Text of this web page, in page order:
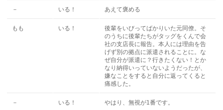
－ いる！ あえて褒める
もも いる！
後輩をいびってばかりいた元同僚。そ
のうちに後輩たちがタッグをくんで会
社の支店長に報告。本人には理由を告
げず別の拠点に派遣されることに。な
ぜ自分が派遣に？行きたくない！とか
なり納得いっていないようだったが、
嫌なことをすると自分に返ってくると
痛感した。
－ いる！ やはり、無視が1番です。